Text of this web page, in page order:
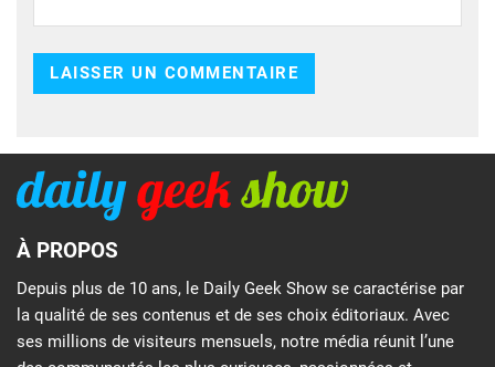
À PROPOS
Depuis plus de 10 ans, le Daily Geek Show se caractérise par
la qualité de ses contenus et de ses choix éditoriaux. Avec
ses millions de visiteurs mensuels, notre média réunit l’une